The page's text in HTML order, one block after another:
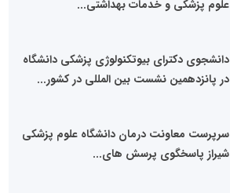
علوم پزشکی و خدمات بهداشتی...
دانشجوی دکترای بیوتکنولوژی پزشکی دانشگاه
در پانزدهمین نشست بین المللی در کشور...
سرپرست معاونت درمان دانشگاه علوم پزشکی
شیراز پاسخگوی پرسش های...